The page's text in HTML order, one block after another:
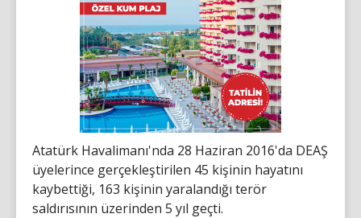
Atatürk Havalimanı'nda 28 Haziran 2016'da DEAŞ
üyelerince gerçekleştirilen 45 kişinin hayatını
kaybettiği, 163 kişinin yaralandığı terör
saldırısının üzerinden 5 yıl geçti.